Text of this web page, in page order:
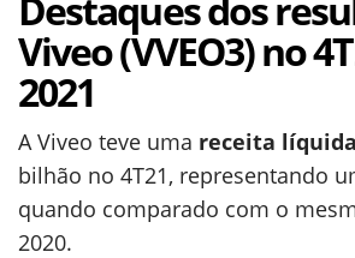
Viveo (VVEO3) no
2021
A Viveo teve uma receita líquida
bilhão no 4T21, representando
quando comparado com o
2020.